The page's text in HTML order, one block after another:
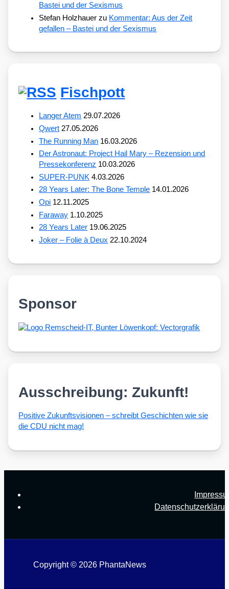
Bastei und der Sexismus
Stefan Holzhauer zu Kommentar: Aus der Zeit
gefallen – Bastei und der Sexismus
Fischpott
Langer Atem 29.07.2026
Qwert 27.05.2026
The Running Man 16.03.2026
Der Astronaut: Project Hail Mary – Rezension und
Pressekonferenz 10.03.2026
SUPER-PUNK 4.03.2026
28 Years Later: The Bone Temple 14.01.2026
Opi 12.11.2025
Faraway 1.10.2025
28 Years Later 19.06.2025
Joker – Folie à Deux 22.10.2024
Sponsor
Ausschreibung: Zukunft!
Posi­ti­ve Zukunfts­vi­sio­nen – schreibt Geschich­ten wie sie
die CDU nicht mag!
Copyright © 2026 PhantaNews